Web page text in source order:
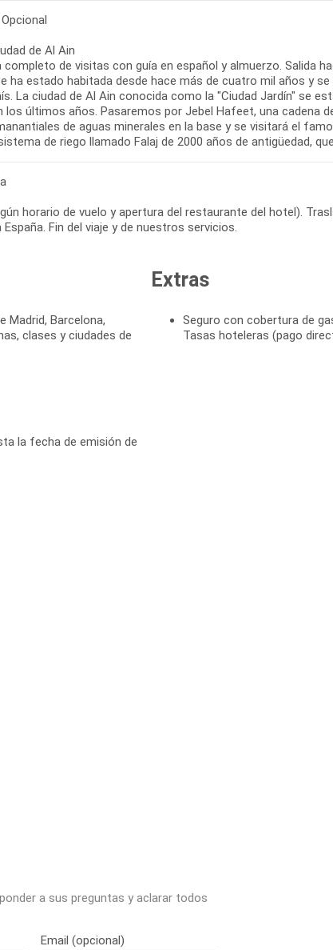
de Al Ain
completo de visitas con guía en español y almuerzo. Salida
ha estado habitada desde hace más de cuatro mil años y
La ciudad de Al Ain conocida como la "Ciudad Jardín" se
los últimos años. Pasaremos por Jebel Hafeet, una cadena
de aguas minerales en la base y se visitará el
de riego llamado Falaj de 2000 años de antigüedad,
horario de vuelo y apertura del restaurante del hotel).
Fin del viaje y de nuestros servicios.
Madrid, Barcelona,
clases y ciudades de
la fecha de emisión de
Extras
Seguro con cobertura de
Tasas hoteleras (pago
a sus preguntas y aclarar todos
Email (opcional)